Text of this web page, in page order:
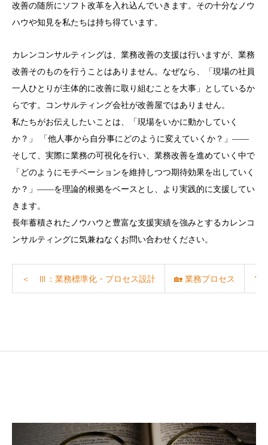
改善の随所にソフト改革を入れ込んでいきます。その十分なノウ
ハウや知見を私たちは持ち得ています。
カレンコンサルティングは、業務改善の支援は行いますが、業務
改善そのものを行うことはありません。なぜなら、「現場の社員
一人ひとりが主体的に改善に取り組むことを大事」としているか
らです。コンサルティング会社が改善屋ではありません。
私たちがお伝えしたいことは、「現場をいかに動かしていく
か？」 「他人事から自分事にどのように変えていくか？」――
そして、実際に業務の可視化を行い、業務改善を進めていく中で
「どのようにモチベーションを維持しつつ期待効果を出していく
か？」――を理論的根拠をベースとし、より実践的に支援してい
きます。
長年蓄積されたノウハウと豊富な支援実績を強みとするカレンコ
ンサルティングに気兼ねなくお問い合わせください。
＜ Ⅲ：業務標準化・プロセス設計 🏡 業務プロセス Ⅴ